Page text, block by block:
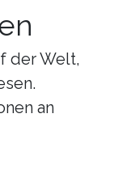
der Welt,
an